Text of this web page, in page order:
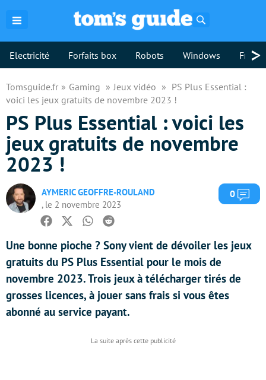
Electricité Forfaits box Robots Windows >
Tomsguide.fr Gaming Jeux vidéo
PS Plus Essential :
voici les jeux gratuits de novembre 2023 !
PS Plus Essential : voici les
jeux gratuits de novembre
2023 !
AYMERIC GEOFFRE-ROULAND
, le 2 novembre 2023
0
Facebook
TwitterWhatsapp
Reddit
Une bonne pioche ? Sony vient de dévoiler les jeux
gratuits du PS Plus Essential pour le mois de
novembre 2023. Trois jeux à télécharger tirés de
grosses licences, à jouer sans frais si vous êtes
abonné au service payant.